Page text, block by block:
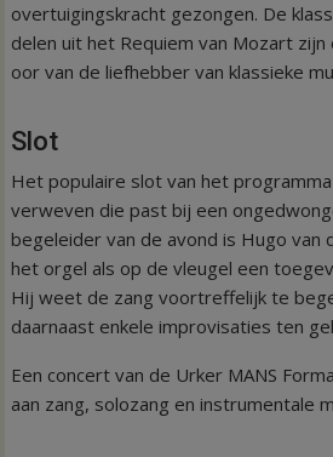
overtuigingskracht gezongen. De
delen uit het Requiem van Mozart
oor van de liefhebber van klassieke
Slot
Het populaire slot van het
verweven die past bij een
begeleider van de avond is Hugo van
het orgel als op de vleugel een
Hij weet de zang voortreffelijk te
daarnaast enkele improvisaties ten
Een concert van de Urker MANS
aan zang, solozang en instrumentale